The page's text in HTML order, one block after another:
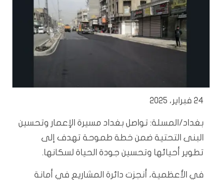
24 فبراير، 2025
بغداد/المسلة: تواصل بغداد مسيرة الإعمار وتحسين
البنى التحتية ضمن خطة طموحة تهدف إلى
تطوير أحيائها وتحسين جودة الحياة لسكانها.
في الأعظمية، أنجزت دائرة المشاريع في أمانة